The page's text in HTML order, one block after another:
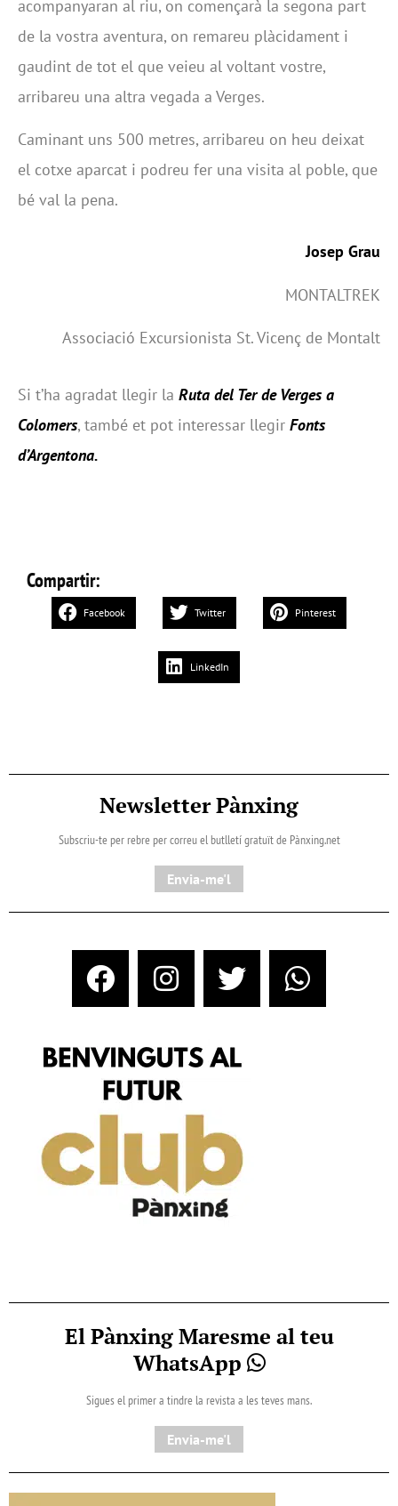
acompanyaran al riu, on començarà la segona part
de la vostra aventura, on remareu plàcidament i
gaudint de tot el que veieu al voltant vostre,
arribareu una altra vegada a Verges.
Caminant uns 500 metres, arribareu on heu deixat
el cotxe aparcat i podreu fer una visita al poble, que
bé val la pena.
Josep Grau
MONTALTREK
Associació Excursionista St. Vicenç de Montalt
Si t’ha agradat llegir la Ruta del Ter de Verges a
Colomers, també et pot interessar llegir Fonts
d’Argentona.
Compartir:
Facebook Twitter Pinterest
LinkedIn
Newsletter Pànxing
Subscriu-te per rebre per correu el butlletí gratuït de Pànxing.net​
Envia-me'l
El Pànxing Maresme al teu
WhatsApp
Sigues el primer a tindre la revista a les teves mans.
Envia-me'l